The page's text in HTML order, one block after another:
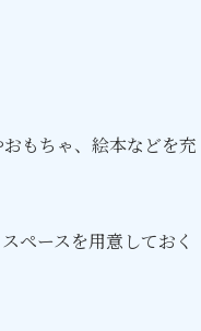
もちゃ、絵本などを充
ペースを用意しておく